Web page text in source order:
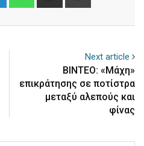
Next article
ΒΙΝΤΕΟ: «Μάχη»
επικράτησης σε ποτίστρα
μεταξύ αλεπούς και
φίνας